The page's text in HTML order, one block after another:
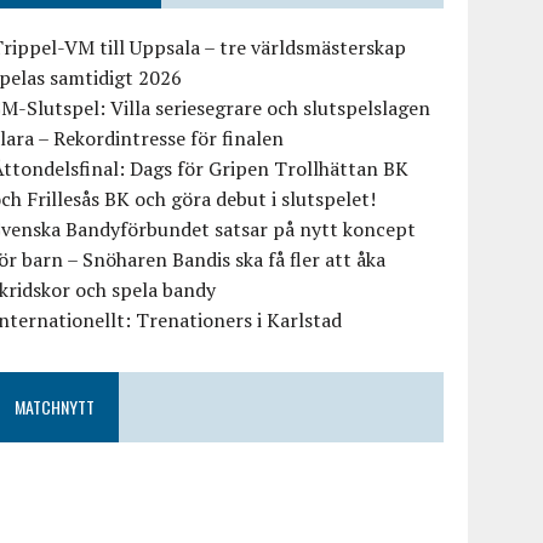
VM till Uppsala – tre världsmästerskap
samtidigt 2026
Slutspel: Villa seriesegrare och slutspelslagen
– Rekordintresse för finalen
Dags för Gripen Trollhättan BK
Frillesås BK och göra debut i slutspelet!
Bandyförbundet satsar på nytt koncept
barn – Snöharen Bandis ska få fler att åka
och spela bandy
Trenationers i Karlstad
MATCHNYTT